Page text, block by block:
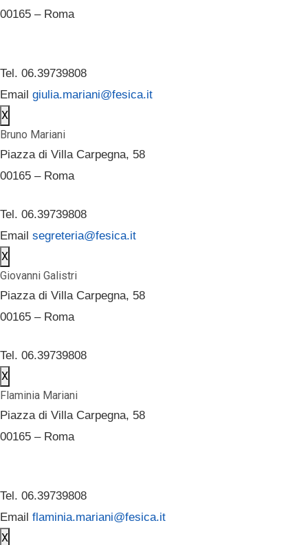
00165 – Roma
Tel. 06.39739808
Email giulia.mariani@fesica.it
X
Bruno Mariani
Piazza di Villa Carpegna, 58
00165 – Roma
Tel. 06.39739808
Email segreteria@fesica.it
X
Giovanni Galistri
Piazza di Villa Carpegna, 58
00165 – Roma
Tel. 06.39739808
X
Flaminia Mariani
Piazza di Villa Carpegna, 58
00165 – Roma
Tel. 06.39739808
Email flaminia.mariani@fesica.it
X